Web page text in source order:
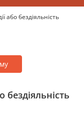
або бездіяльність